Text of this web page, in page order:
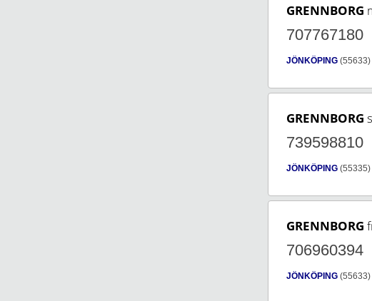
GRENNBORG
707767180
JÖNKÖPING (55633)
GRENNBORG
739598810
JÖNKÖPING (55335)
GRENNBORG
706960394
JÖNKÖPING (55633)